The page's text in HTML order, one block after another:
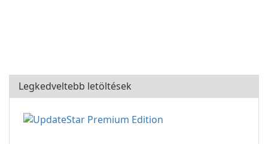
Legkedveltebb letöltések